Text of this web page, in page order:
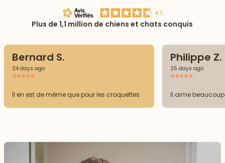
Plus de 1,1 million de chiens et chats conquis
Bernard S.
24 days ago
Il en est de même que pour les croquettes
Philippe Z.
25 days ago
Il aime beaucoup